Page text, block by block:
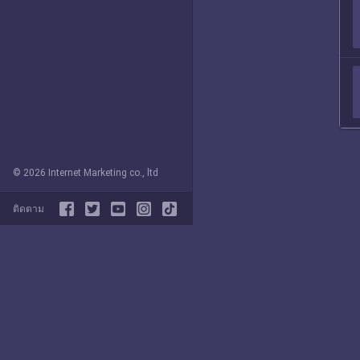
© 2026 Internet Marketing co., ltd
ติดตาม